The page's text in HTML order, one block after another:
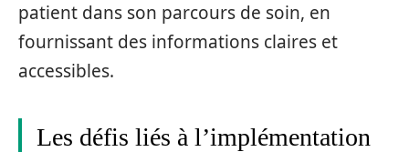
patient dans son parcours de soin, en
fournissant des informations claires et
accessibles.
Les défis liés à l’implémentation